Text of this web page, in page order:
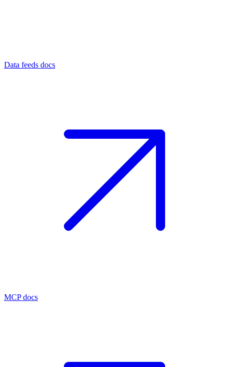
Data feeds docs
MCP docs